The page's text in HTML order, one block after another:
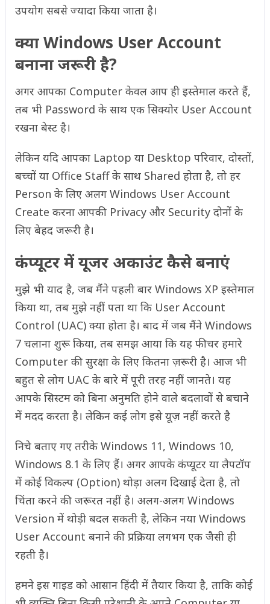
उपयोग सबसे ज्यादा किया जाता है।
क्या Windows User Account
बनाना जरूरी है?
अगर आपका Computer केवल आप ही इस्तेमाल करते हैं,
तब भी Password के साथ एक सिक्योर User Account
रखना बेस्ट है।
लेकिन यदि आपका Laptop या Desktop परिवार, दोस्तों,
बच्चों या Office Staff के साथ Shared होता है, तो हर
Person के लिए अलग Windows User Account
Create करना आपकी Privacy और Security दोनों के
लिए बेहद जरूरी है।
कंप्यूटर में यूजर अकाउंट कैसे बनाएं
मुझे भी याद है, जब मैंने पहली बार Windows XP इस्तेमाल
किया था, तब मुझे नहीं पता था कि User Account
Control (UAC) क्या होता है। बाद में जब मैंने Windows
7 चलाना शुरू किया, तब समझ आया कि यह फीचर हमारे
Computer की सुरक्षा के लिए कितना ज़रूरी है। आज भी
बहुत से लोग UAC के बारे में पूरी तरह नहीं जानते। यह
आपके सिस्टम को बिना अनुमति होने वाले बदलावों से बचाने
में मदद करता है। लेकिन कई लोग इसे यूज़ नहीं करते है
निचे बताए गए तरीके Windows 11, Windows 10,
Windows 8.1 के लिए हैं। अगर आपके कंप्यूटर या लैपटॉप
में कोई विकल्प (Option) थोड़ा अलग दिखाई देता है, तो
चिंता करने की जरूरत नहीं है। अलग-अलग Windows
Version में थोड़ी बदल सकती है, लेकिन नया Windows
User Account बनाने की प्रक्रिया लगभग एक जैसी ही
रहती है।
हमने इस गाइड को आसान हिंदी में तैयार किया है, ताकि कोई